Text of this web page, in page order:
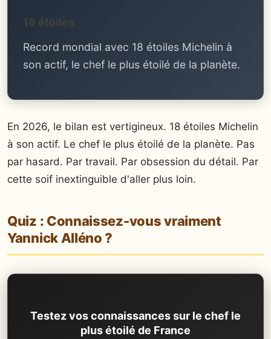
18 étoiles
Record mondial avec 18 étoiles Michelin à
son actif, le chef le plus étoilé de la planète.
En 2026, le bilan est vertigineux. 18 étoiles Michelin
à son actif. Le chef le plus étoilé de la planète. Pas
par hasard. Par travail. Par obsession du détail. Par
cette soif inextinguible d'aller plus loin.
Quiz : Connaissez-vous vraiment
Yannick Alléno ?
Testez vos connaissances sur le chef le
plus étoilé de France